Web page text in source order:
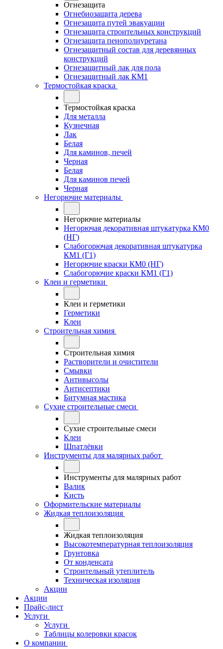
Огнезащита
Огнебиозащита дерева
Огнезащита путей эвакуации
Огнезащита строительных конструкций
Огнезащита пенополиуретана
Огнезащитный состав для деревянных
конструкций
Огнезащитный лак для пола
Огнезащитный лак КМ1
Термостойкая краска
Термостойкая краска
Для металла
Кузнечная
Лак
Белая
Для каминов, печей
Черная
Белая
Для каминов печей
Черная
Негорючие материалы
Негорючие материалы
Негорючая декоративная штукатурка КМ0
(НГ)
Слабогорючая декоративная штукатурка
КМ1 (Г1)
Негорючие краски КМ0 (НГ)
Слабогорючие краски КМ1 (Г1)
Клеи и герметики
Клеи и герметики
Герметики
Клеи
Строительная химия
Строительная химия
Растворители и очистители
Смывки
Антивысолы
Антисептики
Битумная мастика
Сухие строительные смеси
Сухие строительные смеси
Клеи
Шпатлёвки
Инструменты для малярных работ
Инструменты для малярных работ
Валик
Кисть
Оформительские материалы
Жидкая теплоизоляция
Жидкая теплоизоляция
Высокотемпературная теплоизоляция
Грунтовка
От конденсата
Строительный утеплитель
Техническая изоляция
Акции
Акции
Прайс-лист
Услуги
Услуги
Таблицы колеровки красок
О компании